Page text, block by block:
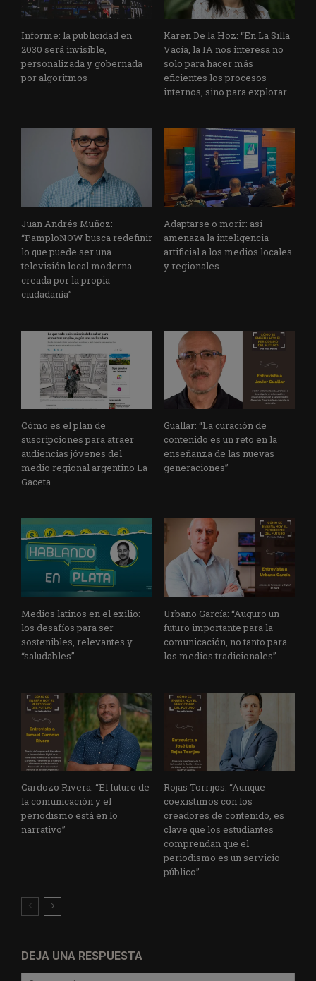
Informe: la publicidad en
2030 será invisible,
personalizada y gobernada
por algoritmos
Karen De la Hoz: “En La Silla
Vacía, la IA nos interesa no
solo para hacer más
eficientes los procesos
internos, sino para explorar...
Juan Andrés Muñoz:
“PamploNOW busca redefinir
lo que puede ser una
televisión local moderna
creada por la propia
ciudadanía”
Adaptarse o morir: así
amenaza la inteligencia
artificial a los medios locales
y regionales
Cómo es el plan de
suscripciones para atraer
audiencias jóvenes del
medio regional argentino La
Gaceta
Guallar: “La curación de
contenido es un reto en la
enseñanza de las nuevas
generaciones”
Medios latinos en el exilio:
los desafíos para ser
sostenibles, relevantes y
“saludables”
Urbano García: “Auguro un
futuro importante para la
comunicación, no tanto para
los medios tradicionales”
Cardozo Rivera: “El futuro de
la comunicación y el
periodismo está en lo
narrativo”
Rojas Torrijos: “Aunque
coexistimos con los
creadores de contenido, es
clave que los estudiantes
comprendan que el
periodismo es un servicio
público”
DEJA UNA RESPUESTA